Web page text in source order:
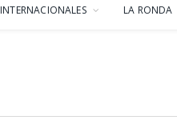
INTERNACIONALES LA RONDA